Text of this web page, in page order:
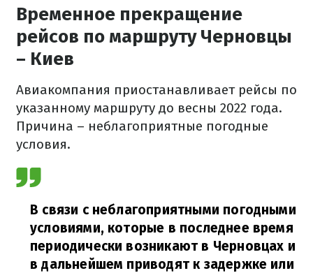
Временное прекращение
рейсов по маршруту Черновцы
– Киев
Авиакомпания приостанавливает рейсы по
указанному маршруту до весны 2022 года.
Причина – неблагоприятные погодные
условия.
В связи с неблагоприятными погодными
условиями, которые в последнее время
периодически возникают в Черновцах и
в дальнейшем приводят к задержке или